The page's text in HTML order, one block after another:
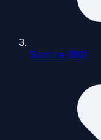
Somme (80)